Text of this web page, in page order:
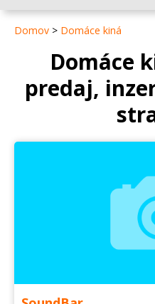
Domov > Domáce kiná
Domáce
predaj,